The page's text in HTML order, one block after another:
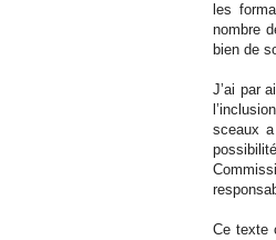
les
nombre
bien de
J’ai par
sceaux
Ce texte